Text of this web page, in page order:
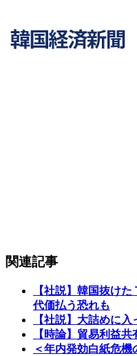
関連記事
【社説】韓国抜け
代価払う恐れも
【社説】大詰めに
【時論】貿易利益
＜年内発効白紙危